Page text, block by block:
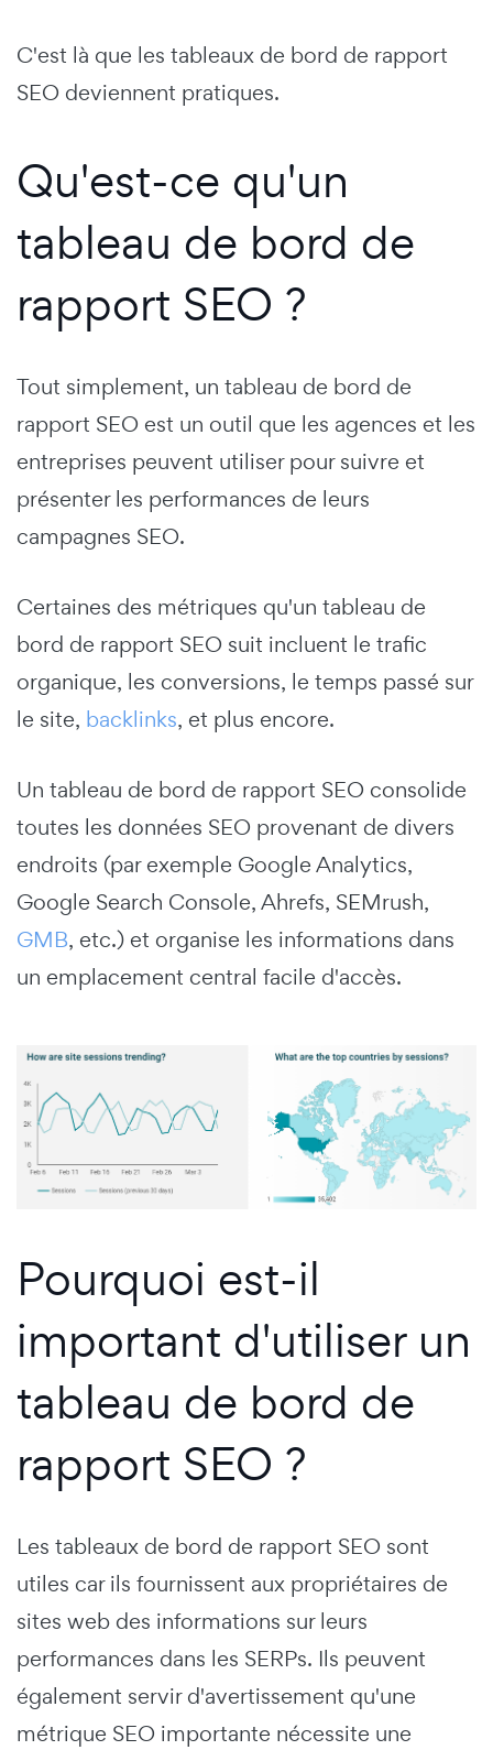
C'est là que les tableaux de bord de rapport
SEO deviennent pratiques.
Qu'est-ce qu'un
tableau de bord de
rapport SEO ?
Tout simplement, un tableau de bord de
rapport SEO est un outil que les agences et les
entreprises peuvent utiliser pour suivre et
présenter les performances de leurs
campagnes SEO.
Certaines des métriques qu'un tableau de
bord de rapport SEO suit incluent le trafic
organique, les conversions, le temps passé sur
le site, backlinks, et plus encore.
Un tableau de bord de rapport SEO consolide
toutes les données SEO provenant de divers
endroits (par exemple Google Analytics,
Google Search Console, Ahrefs, SEMrush,
GMB, etc.) et organise les informations dans
un emplacement central facile d'accès.
Pourquoi est-il
important d'utiliser un
tableau de bord de
rapport SEO ?
Les tableaux de bord de rapport SEO sont
utiles car ils fournissent aux propriétaires de
sites web des informations sur leurs
performances dans les SERPs. Ils peuvent
également servir d'avertissement qu'une
métrique SEO importante nécessite une